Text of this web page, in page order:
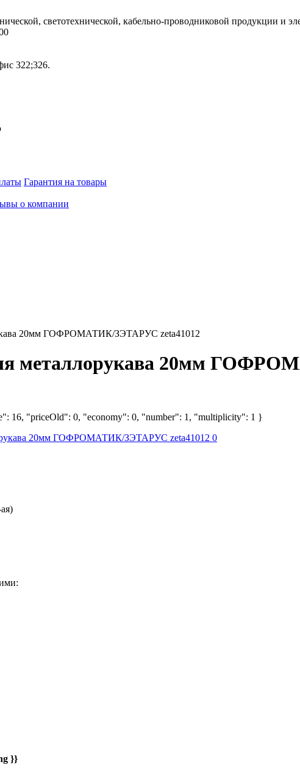
светотехнической, кабельно-проводниковой продукции и
322;326.
Гарантия на товары
о компании
20мм ГОФРОМАТИК/ЗЭТАРУС zeta41012
металлорукава 20мм
16, "priceOld": 0, "economy": 0, "number": 1, "multiplicity": 1 }
}}